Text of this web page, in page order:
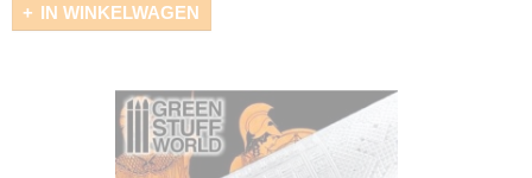
IN WINKELWAGEN